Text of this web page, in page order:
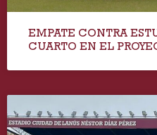
EMPATE CONTRA
CUARTO EN EL